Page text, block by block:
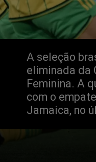
A seleção
eliminada da
Feminina. A
com o
Jamaica, no